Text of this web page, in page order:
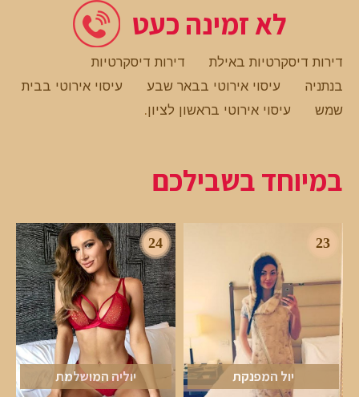
לא זמינה כעט
דירות דיסקרטיות באילת
דירות דיסקרטיות
בנתניה
עיסוי אירוטי בבאר שבע
עיסוי אירוטי בבית
שמש
עיסוי אירוטי בראשון לציון.
במיוחד בשבילכם
23
יול המפנקת
24
יוליה המושלמת